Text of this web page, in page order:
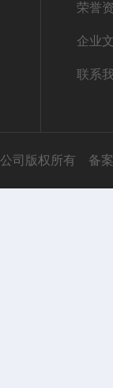
荣誉
企业
联系
公司版权所有 备